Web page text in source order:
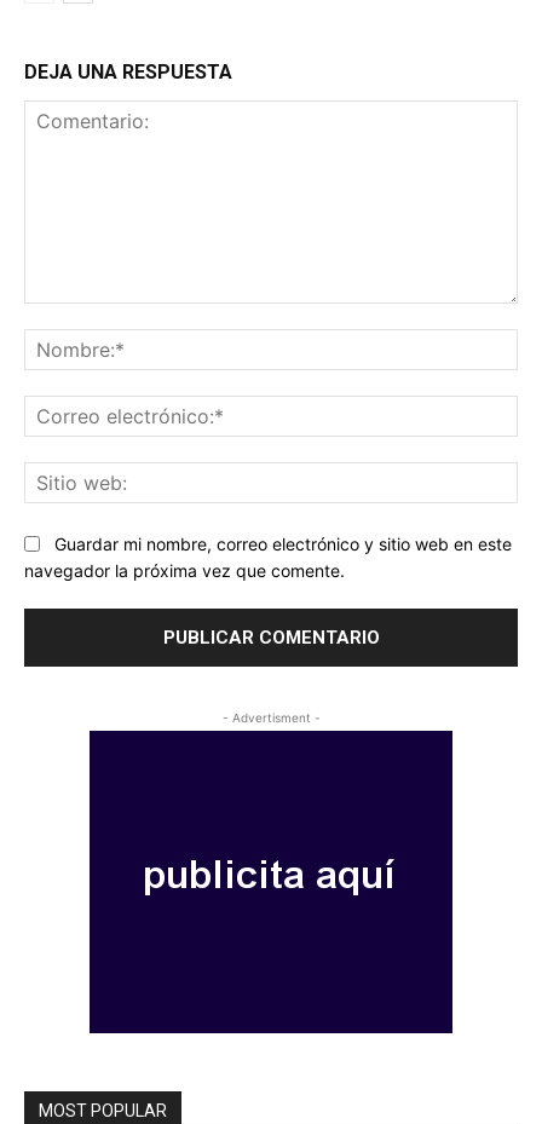
DEJA UNA RESPUESTA
Guardar mi nombre, correo electrónico y sitio web en este
navegador la próxima vez que comente.
- Advertisment -
MOST POPULAR